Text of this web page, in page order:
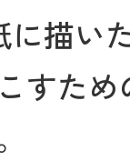
に描い
すた